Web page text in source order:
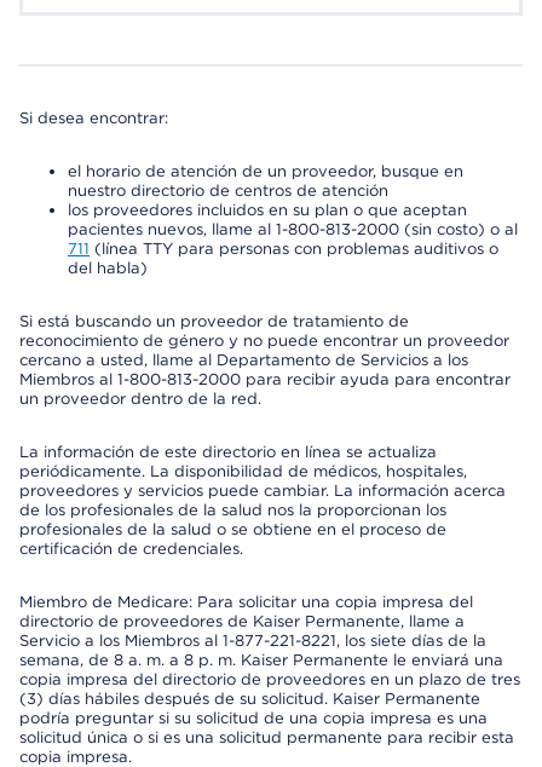
Si desea encontrar:
el horario de atención de un proveedor, busque en
nuestro directorio de centros de atención
los proveedores incluidos en su plan o que aceptan
pacientes nuevos, llame al 1-800-813-2000 (sin costo) o al
711 (línea TTY para personas con problemas auditivos o
del habla)
Si está buscando un proveedor de tratamiento de
reconocimiento de género y no puede encontrar un proveedor
cercano a usted, llame al Departamento de Servicios a los
Miembros al 1-800-813-2000 para recibir ayuda para encontrar
un proveedor dentro de la red.
La información de este directorio en línea se actualiza
periódicamente. La disponibilidad de médicos, hospitales,
proveedores y servicios puede cambiar. La información acerca
de los profesionales de la salud nos la proporcionan los
profesionales de la salud o se obtiene en el proceso de
certificación de credenciales.
Miembro de Medicare: Para solicitar una copia impresa del
directorio de proveedores de Kaiser Permanente, llame a
Servicio a los Miembros al 1-877-221-8221, los siete días de la
semana, de 8 a. m. a 8 p. m. Kaiser Permanente le enviará una
copia impresa del directorio de proveedores en un plazo de tres
(3) días hábiles después de su solicitud. Kaiser Permanente
podría preguntar si su solicitud de una copia impresa es una
solicitud única o si es una solicitud permanente para recibir esta
copia impresa.